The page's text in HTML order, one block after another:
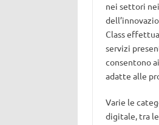
nei settori
Class
servizi
consentono
adatte alle
Varie le
digitale, tra le